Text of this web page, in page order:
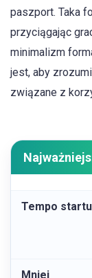
paszport. Taka
przyciągając
minimalizm
jest, aby
związane z
Tempo startu
Mniej